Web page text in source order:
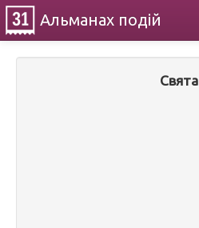
Альманах подій
Свята